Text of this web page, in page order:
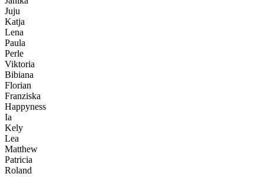
Juju
Katja
Lena
Paula
Perle
Viktoria
Bibiana
Florian
Franziska
Happyness
Ia
Kely
Lea
Matthew
Patricia
Roland